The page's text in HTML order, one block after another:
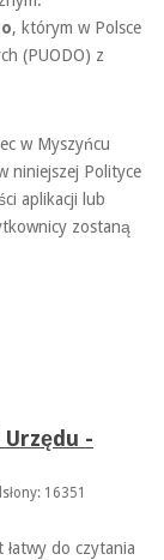
, którym w Polsce
(PUODO) z
w Myszyńcu
niniejszej Polityce
aplikacji lub
zostaną
-
16351
do czytania